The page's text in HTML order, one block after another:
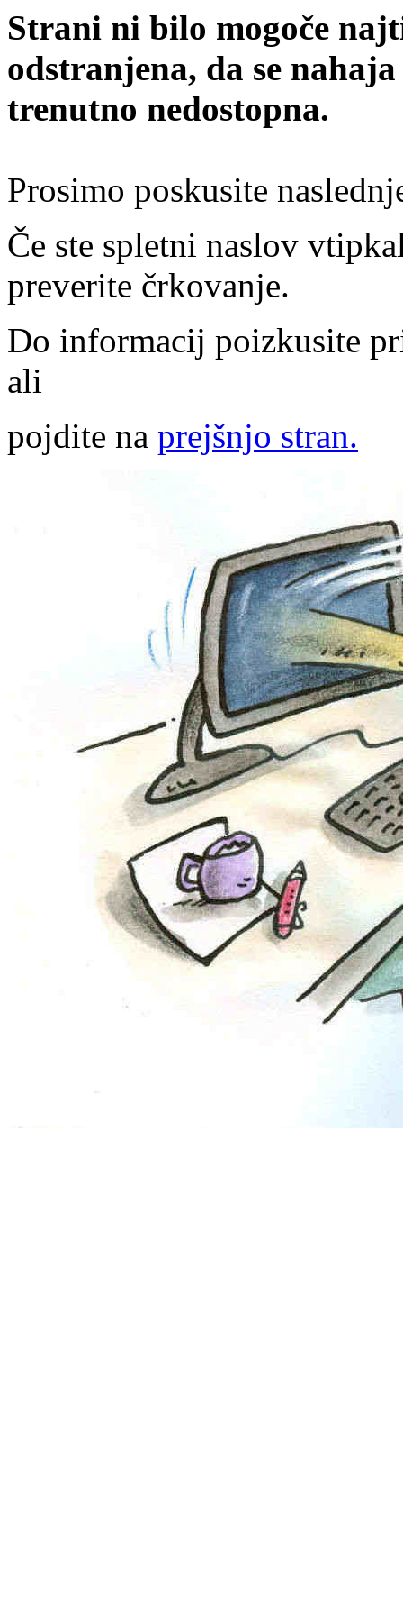
Strani ni bilo mogoče
odstranjena, da se
trenutno nedostopna.
Prosimo poskusite
Če ste spletni naslov
preverite črkovanje.
Do informacij poizkusite
ali
pojdite na prejšnjo stran.